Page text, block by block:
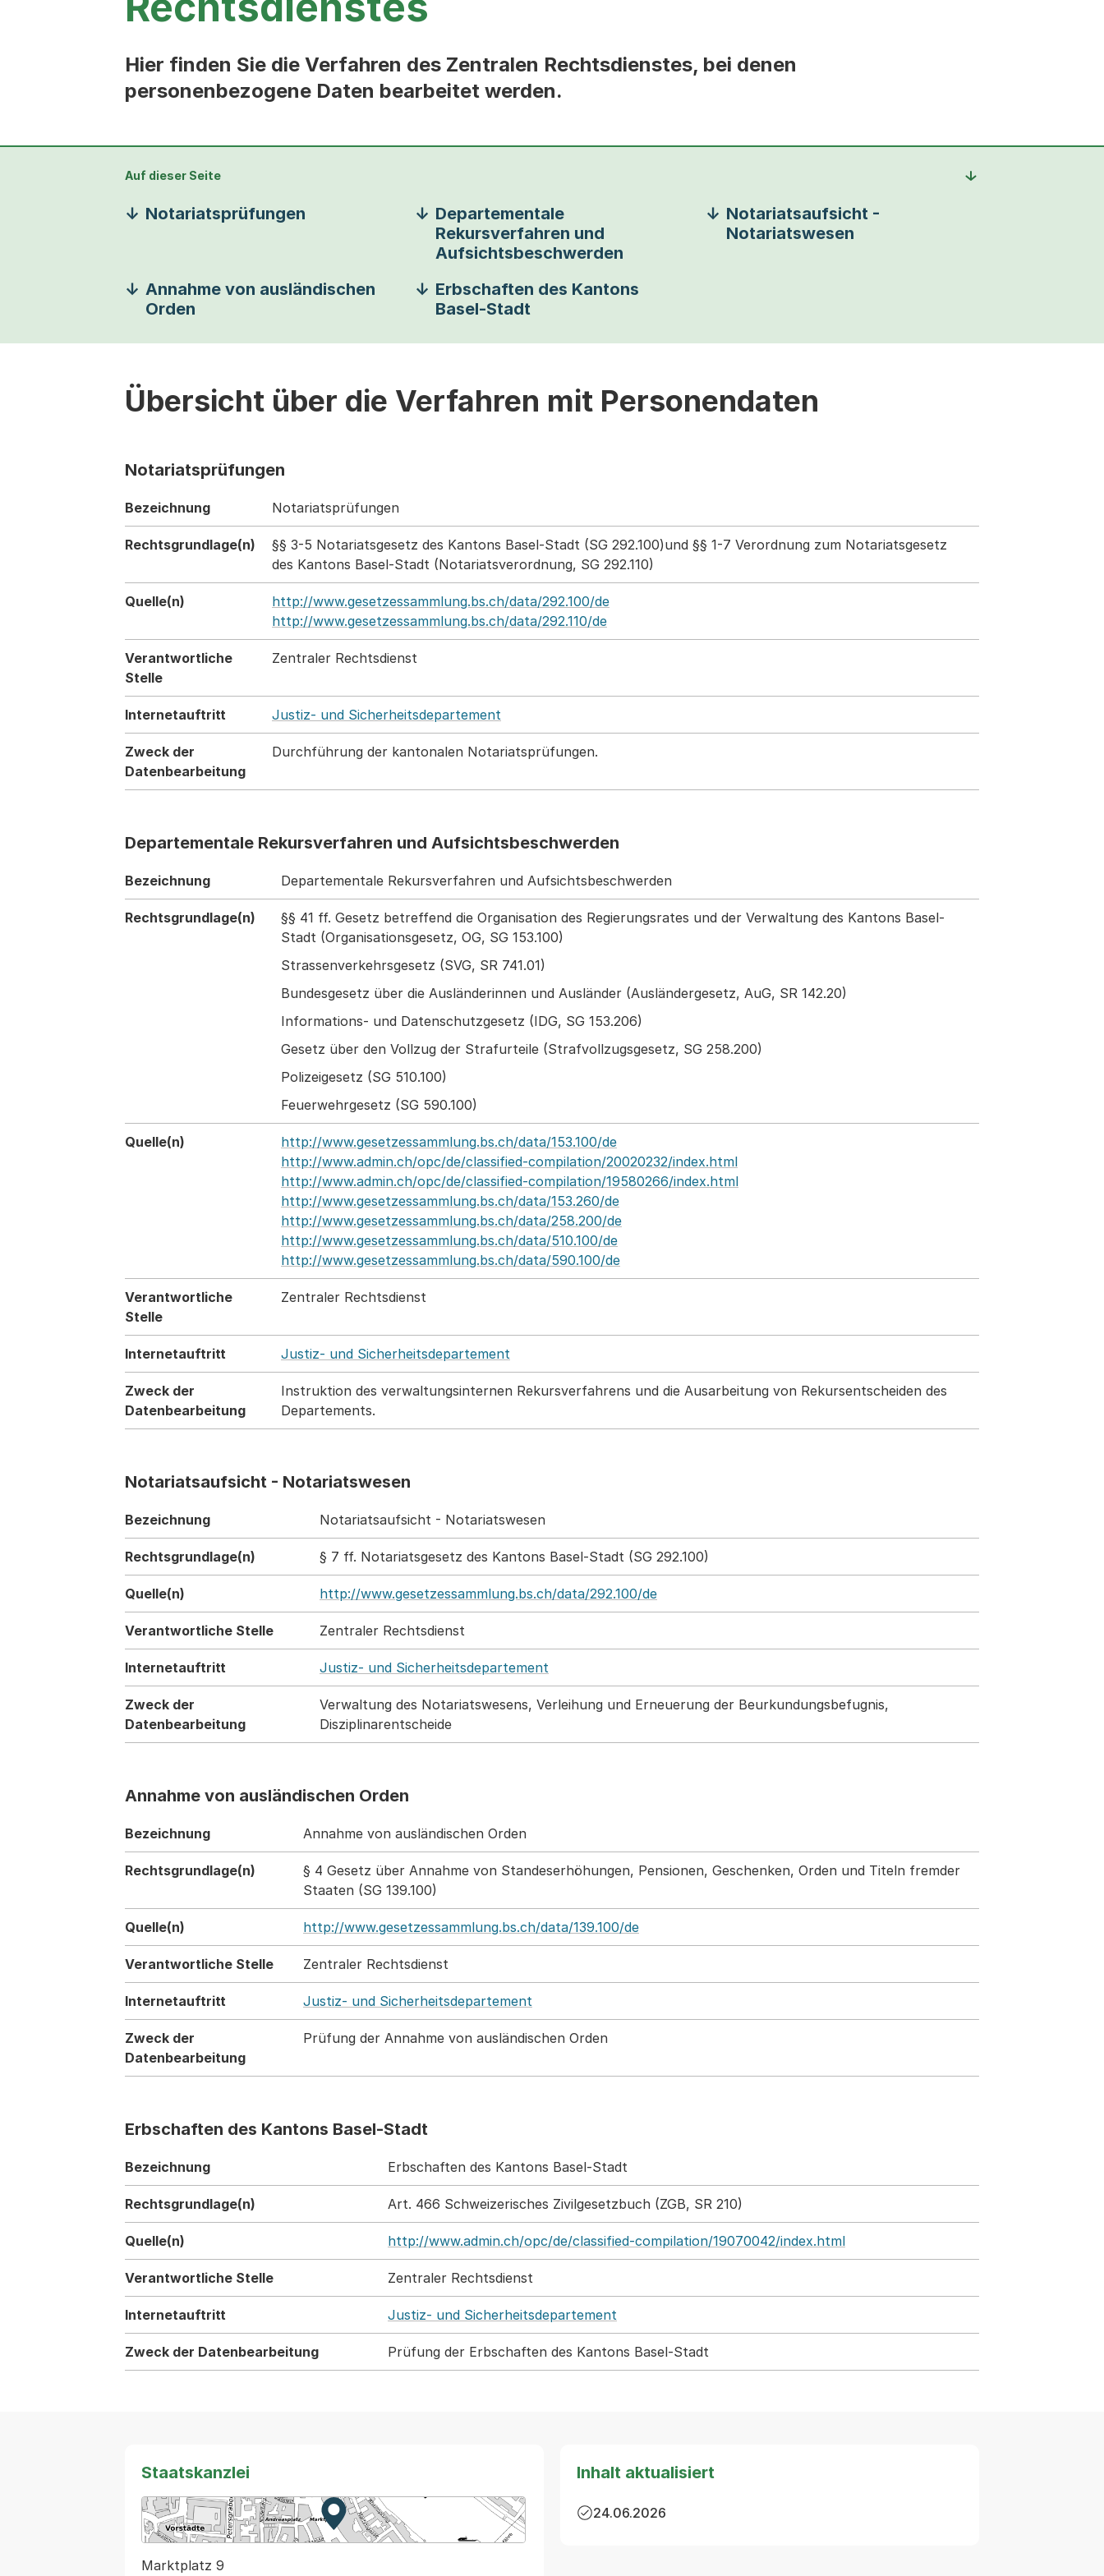
Hier finden Sie die Verfahren des Zentralen Rechtsdienstes, bei denen
personenbezogene Daten bearbeitet werden.
Auf dieser Seite
Notariatsprüfungen
Departementale
Rekursverfahren und
Aufsichtsbeschwerden
Notariatsaufsicht -
Notariatswesen
Annahme von ausländischen
Orden
Erbschaften des Kantons
Basel-Stadt
Übersicht über die Verfahren mit Personendaten
Notariatsprüfungen
Bezeichnung Notariatsprüfungen
Rechtsgrundlage(n)
§§ 3-5 Notariatsgesetz des Kantons Basel-Stadt (SG 292.100)und §§ 1-7 Verordnung zum Notariatsgesetz
des Kantons Basel-Stadt (Notariatsverordnung, SG 292.110)
Quelle(n)
http://www.gesetzessammlung.bs.ch/data/292.100/de
http://www.gesetzessammlung.bs.ch/data/292.110/de
Verantwortliche
Stelle
Zentraler Rechtsdienst
Internetauftritt Justiz- und Sicherheitsdepartement
Zweck der
Datenbearbeitung
Durchführung der kantonalen Notariatsprüfungen.
Departementale Rekursverfahren und Aufsichtsbeschwerden
Bezeichnung Departementale Rekursverfahren und Aufsichtsbeschwerden
Rechtsgrundlage(n)
§§ 41 ff. Gesetz betreffend die Organisation des Regierungsrates und der Verwaltung des Kantons Basel-
Stadt (Organisationsgesetz, OG, SG 153.100)
Strassenverkehrsgesetz (SVG, SR 741.01)
Bundesgesetz über die Ausländerinnen und Ausländer (Ausländergesetz, AuG, SR 142.20)
Informations- und Datenschutzgesetz (IDG, SG 153.206)
Gesetz über den Vollzug der Strafurteile (Strafvollzugsgesetz, SG 258.200)
Polizeigesetz (SG 510.100)
Feuerwehrgesetz (SG 590.100)
Quelle(n)
http://www.gesetzessammlung.bs.ch/data/153.100/de
http://www.admin.ch/opc/de/classified-compilation/20020232/index.html
http://www.admin.ch/opc/de/classified-compilation/19580266/index.html
http://www.gesetzessammlung.bs.ch/data/153.260/de
http://www.gesetzessammlung.bs.ch/data/258.200/de
http://www.gesetzessammlung.bs.ch/data/510.100/de
http://www.gesetzessammlung.bs.ch/data/590.100/de
Verantwortliche
Stelle
Zentraler Rechtsdienst
Internetauftritt Justiz- und Sicherheitsdepartement
Zweck der
Datenbearbeitung
Instruktion des verwaltungsinternen Rekursverfahrens und die Ausarbeitung von Rekursentscheiden des
Departements.
Notariatsaufsicht - Notariatswesen
Bezeichnung Notariatsaufsicht - Notariatswesen
Rechtsgrundlage(n) § 7 ff. Notariatsgesetz des Kantons Basel-Stadt (SG 292.100)
Quelle(n) http://www.gesetzessammlung.bs.ch/data/292.100/de
Verantwortliche Stelle Zentraler Rechtsdienst
Internetauftritt Justiz- und Sicherheitsdepartement
Zweck der
Datenbearbeitung
Verwaltung des Notariatswesens, Verleihung und Erneuerung der Beurkundungsbefugnis,
Disziplinarentscheide
Annahme von ausländischen Orden
Bezeichnung Annahme von ausländischen Orden
Rechtsgrundlage(n)
§ 4 Gesetz über Annahme von Standeserhöhungen, Pensionen, Geschenken, Orden und Titeln fremder
Staaten (SG 139.100)
Quelle(n) http://www.gesetzessammlung.bs.ch/data/139.100/de
Verantwortliche Stelle Zentraler Rechtsdienst
Internetauftritt Justiz- und Sicherheitsdepartement
Zweck der
Datenbearbeitung
Prüfung der Annahme von ausländischen Orden
Erbschaften des Kantons Basel-Stadt
Bezeichnung Erbschaften des Kantons Basel-Stadt
Rechtsgrundlage(n) Art. 466 Schweizerisches Zivilgesetzbuch (ZGB, SR 210)
Quelle(n) http://www.admin.ch/opc/de/classified-compilation/19070042/index.html
Verantwortliche Stelle Zentraler Rechtsdienst
Internetauftritt Justiz- und Sicherheitsdepartement
Zweck der Datenbearbeitung Prüfung der Erbschaften des Kantons Basel-Stadt
Staatskanzlei
Zur Karte von MapBS.
Externer Link, wird in einem neuen Tab oder Fenster geöffnet
Marktplatz 9
Inhalt aktualisiert
24.06.2026